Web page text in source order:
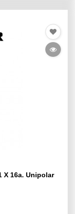
X 16a. Unipolar